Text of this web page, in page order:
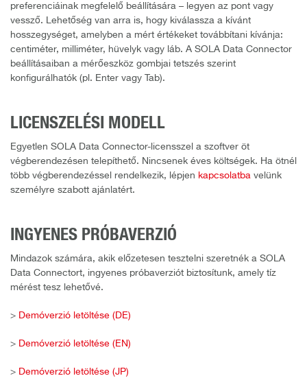
preferenciáinak megfelelő beállítására – legyen az pont vagy
vessző. Lehetőség van arra is, hogy kiválassza a kívánt
hosszegységet, amelyben a mért értékeket továbbítani kívánja:
centiméter, milliméter, hüvelyk vagy láb. A SOLA Data Connector
beállításaiban a mérőeszköz gombjai tetszés szerint
konfigurálhatók (pl. Enter vagy Tab).
LICENSZELÉSI MODELL
Egyetlen SOLA Data Connector-licensszel a szoftver öt
végberendezésen telepíthető. Nincsenek éves költségek. Ha ötnél
több végberendezéssel rendelkezik, lépjen kapcsolatba velünk
személyre szabott ajánlatért.
INGYENES PRÓBAVERZIÓ
Mindazok számára, akik előzetesen tesztelni szeretnék a SOLA
Data Connectort, ingyenes próbaverziót biztosítunk, amely tíz
mérést tesz lehetővé.
> Demóverzió letöltése (DE)
> Demóverzió letöltése (EN)
> Demóverzió letöltése (JP)